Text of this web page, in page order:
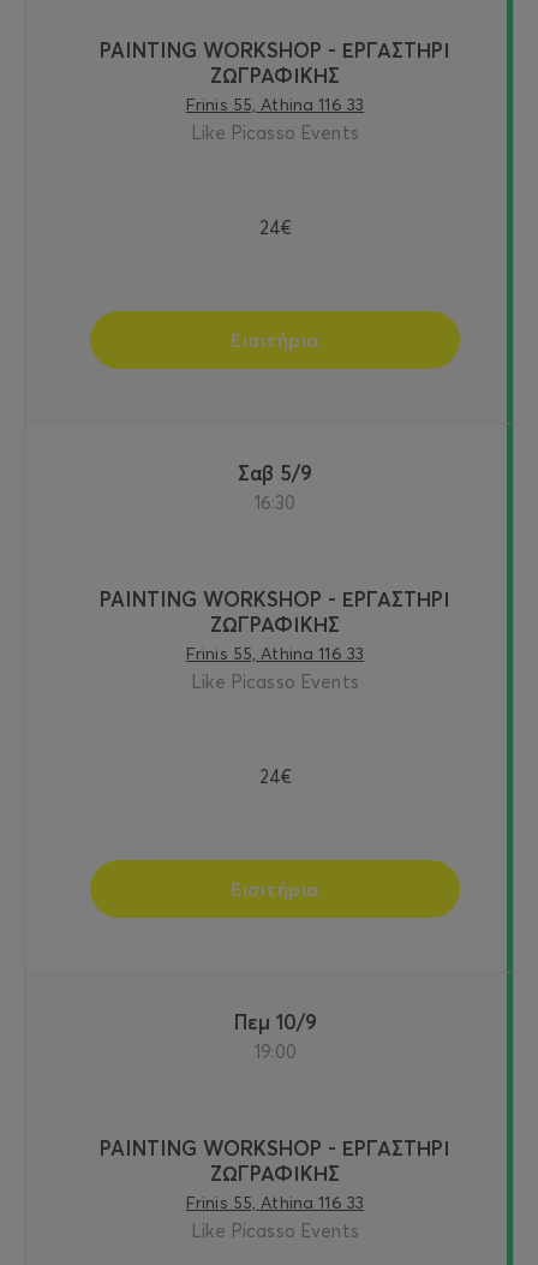
PAINTING WORKSHOP - ΕΡΓΑΣΤΗΡΙ
ΖΩΓΡΑΦΙΚΗΣ
Frinis 55, Athina 116 33
Like Picasso Events
24€
Εισιτήρια
Σαβ 5/9
16:30
PAINTING WORKSHOP - ΕΡΓΑΣΤΗΡΙ
ΖΩΓΡΑΦΙΚΗΣ
Frinis 55, Athina 116 33
Like Picasso Events
24€
Εισιτήρια
Πεμ 10/9
19:00
PAINTING WORKSHOP - ΕΡΓΑΣΤΗΡΙ
ΖΩΓΡΑΦΙΚΗΣ
Frinis 55, Athina 116 33
Like Picasso Events